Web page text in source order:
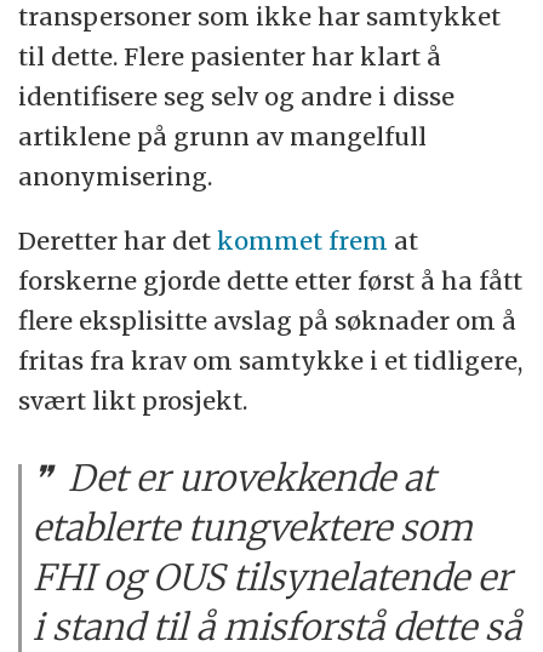
transpersoner som ikke har samtykket
til dette. Flere pasienter har klart å
identifisere seg selv og andre i disse
artiklene på grunn av mangelfull
anonymisering.
Deretter har detkommet frem at
forskerne gjorde dette etter først å ha fått
flere eksplisitte avslag på søknader om å
fritas fra krav om samtykke i et tidligere,
svært likt prosjekt.
Det er urovekkende at
etablerte tungvektere som
FHI og OUS tilsynelatende er
i stand til å misforstå dette så